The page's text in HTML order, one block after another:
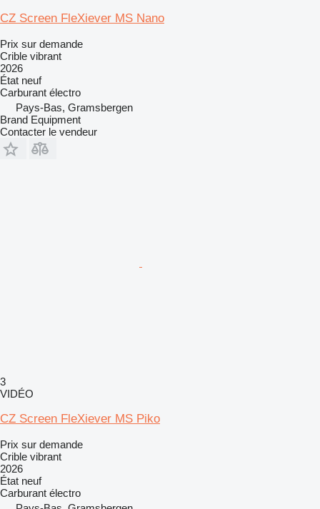
CZ Screen FleXiever MS Nano
Prix sur demande
Crible vibrant
2026
État neuf
Carburant électro
Pays-Bas, Gramsbergen
Brand Equipment
Contacter le vendeur
3
VIDÉO
CZ Screen FleXiever MS Piko
Prix sur demande
Crible vibrant
2026
État neuf
Carburant électro